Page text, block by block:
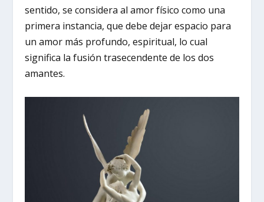
sentido, se considera al amor físico como una
primera instancia, que debe dejar espacio para
un amor más profundo, espiritual, lo cual
significa la fusión trasecendente de los dos
amantes.